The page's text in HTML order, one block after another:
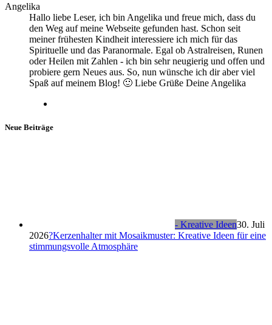
Angelika
Hallo liebe Leser, ich bin Angelika und freue mich, dass du
den Weg auf meine Webseite gefunden hast. Schon seit
meiner frühesten Kindheit interessiere ich mich für das
Spirituelle und das Paranormale. Egal ob Astralreisen, Runen
oder Heilen mit Zahlen - ich bin sehr neugierig und offen und
probiere gern Neues aus. So, nun wünsche ich dir aber viel
Spaß auf meinem Blog! 🙂 Liebe Grüße Deine Angelika
Neue Beiträge
- Kreative Ideen30. Juli
2026?Kerzenhalter mit Mosaikmuster: Kreative Ideen für eine
stimmungsvolle Atmosphäre